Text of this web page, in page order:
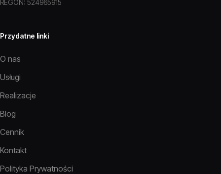
REGON: 524965915
Przydatne linki
O nas
Usługi
Realizacje
Blog
Cennik
Kontakt
Polityka Prywatności